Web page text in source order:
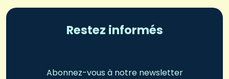
Restez informés
Abonnez-vous à notre newsletter